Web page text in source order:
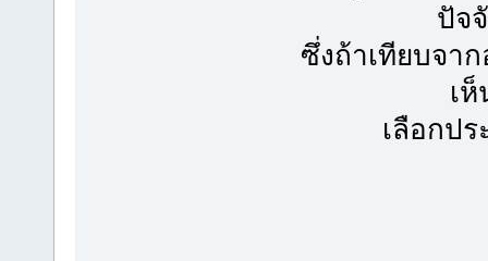
ปัจ
ซึ่งถ้าเทียบจา
เ
เลือกป